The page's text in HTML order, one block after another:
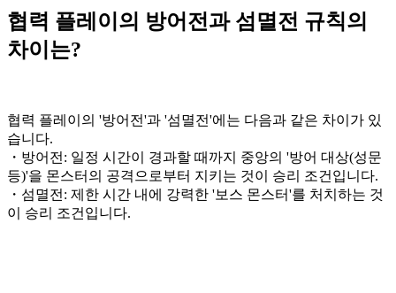
협력 플레이의 방어전과 섬멸전 규칙의
차이는?
협력 플레이의 '방어전'과 '섬멸전'에는 다음과 같은 차이가 있
습니다.
・방어전: 일정 시간이 경과할 때까지 중앙의 '방어 대상(성문
등)'을 몬스터의 공격으로부터 지키는 것이 승리 조건입니다.
・섬멸전: 제한 시간 내에 강력한 '보스 몬스터'를 처치하는 것
이 승리 조건입니다.